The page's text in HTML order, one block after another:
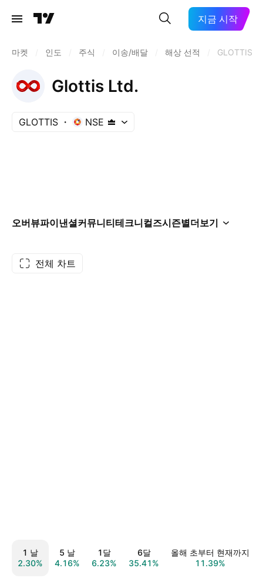
지금 시작
마켓 인도 주식 이송/배달 해상 선적 GLOTTIS
Glottis Ltd.
GLOTTIS NSE
오버뷰파이낸셜커뮤니티테크니컬즈시즌별더보기
전체 차트
1 날
2.30%
5 날
4.16%
1달
6.23%
6달
35.41%
올해 초부터 현재까지
11.39%